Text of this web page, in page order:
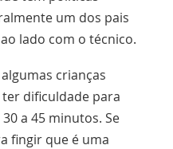
um dos pais
lado com o técnico.
crianças
dificuldade para
a 45 minutos. Se
fingir que é uma